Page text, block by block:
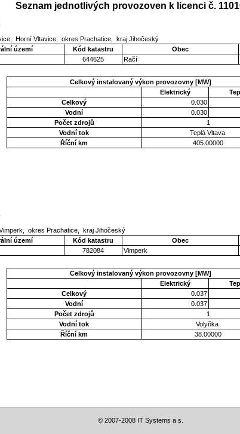
Seznam jednotlivých provozoven k licenci č.
Horní Vltavice, okres Prachatice, kraj Jihočeský
území
Kód katastru Obec
644625 Račí
Celkový instalovaný výkon provozovny [MW]
Elektrický
Celkový
0.030
Vodní
0.030
Počet zdrojů
1
Vodní tok
Teplá Vltava
Říční km
405.00000
okres Prachatice, kraj Jihočeský
území
Kód katastru Obec
782084 Vimperk
Celkový instalovaný výkon provozovny [MW]
Elektrický
Celkový
0.037
Vodní
0.037
Počet zdrojů
1
Vodní tok
Volyňka
Říční km
38.00000
© 2007-2008 IT Systems a.s.